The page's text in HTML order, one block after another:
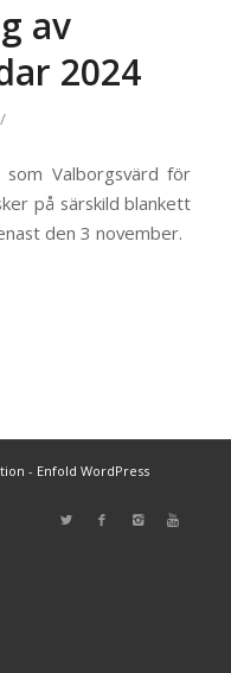
av
2024
/
Valborgsvärd för
på särskild blankett
den 3 november.
- Enfold WordPress